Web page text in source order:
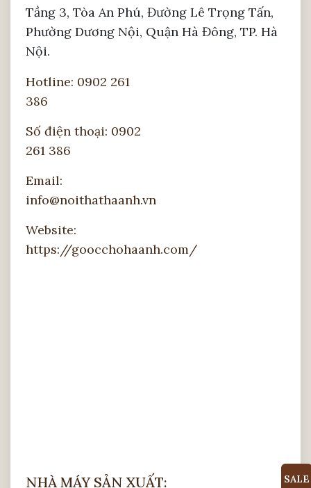
Tầng 3, Tòa An Phú, Đường Lê Trọng Tấn,
Phường Dương Nội, Quận Hà Đông, TP. Hà
Nội.
Hotline: 0902 261
386
Số điện thoại: 0902
261 386
Email:
info@noithathaanh.vn
Website:
https://goocchohaanh.com/
NHÀ MÁY SẢN XUẤT: SALE